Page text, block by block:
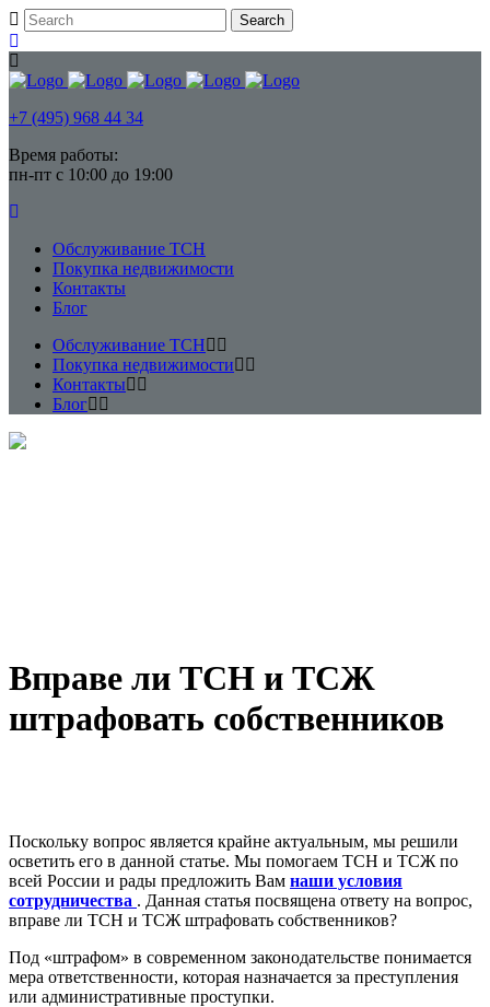
+7 (495) 968 44 34
Время работы:
пн-пт с 10:00 до 19:00
Обслуживание ТСН
Покупка недвижимости
Контакты
Блог
Обслуживание ТСН
Покупка недвижимости
Контакты
Блог
Вправе ли ТСН и ТСЖ
штрафовать собственников
Поскольку вопрос является крайне актуальным, мы решили
осветить его в данной статье. Мы помогаем ТСН и ТСЖ по
всей России и рады предложить Вам наши условия
сотрудничества . Данная статья посвящена ответу на вопрос,
вправе ли ТСН и ТСЖ штрафовать собственников?
Под «штрафом» в современном законодательстве понимается
мера ответственности, которая назначается за преступления
или административные проступки.